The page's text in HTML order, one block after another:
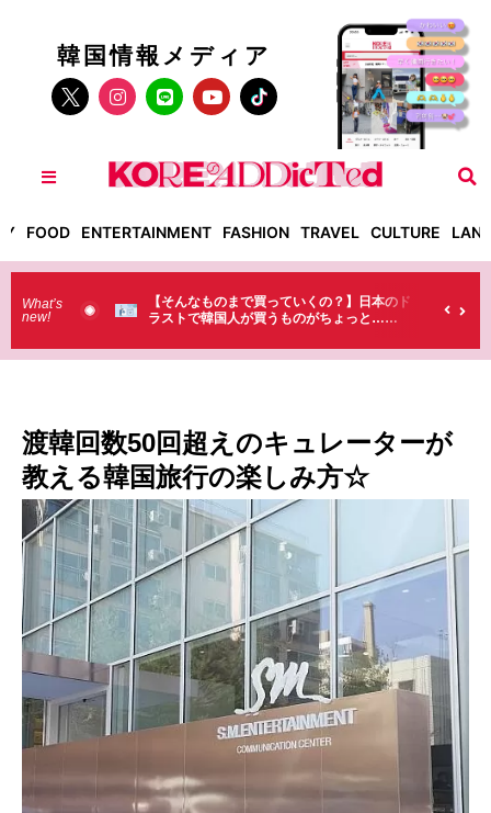
韓国情報メディア
FOOD ENTERTAINMENT FASHION TRAVEL CULTURE
What’s
new!
】お土
笑）
【そんなものまで買っていくの？】日本のド
ラストで韓国人が買うものがちょっと…
料が
渡韓回数50回超えのキュレーターが
教える韓国旅行の楽しみ方☆